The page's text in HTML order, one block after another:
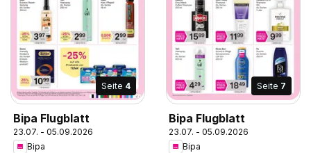
Seite 4
Bipa Flugblatt
23.07. - 05.09.2026
Bipa
Seite 7
Bipa Flugblatt
23.07. - 05.09.2026
Bipa